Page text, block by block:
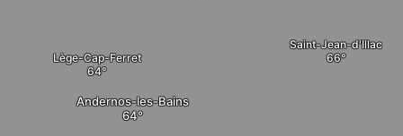
Andernos-les-Bains
Lège-Cap-Ferret
Saint-Jean-d'Illac